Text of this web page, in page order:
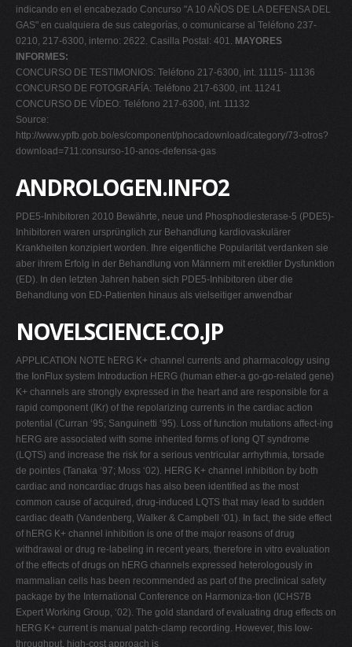
indicando en el encabezado Concurso "A 10 AÑOS DE LA DEFENSA DEL
GAS" en cualquiera de sus categorías, o comunicarse al Teléfono 237-
0210, 217-6300, interno: 2622. Casilla Postal: 401. MAYORES
INFORMES:
CONCURSO DE TESTIMONIOS: Teléfono 217-6300, int. 11115- 11136
CONCURSO DE FOTOGRAFÍA: Teléfono 217-6300, int. 11241
CONCURSO DE VÍDEO: Teléfono 217-6300, int. 11132
Source:
http://www.ypfb.gob.bo/es/component/phocadownload/category/73-otros?
download=711:consurso-10-anos-defensa-gas
ANDROLOGEN.INFO2
PDE5-Inhibitoren 2010 Bewährte, neue und Phosphodiesterase-5 (PDE5)-
Inhibitoren waren ursprünglich zur Behandlung kardiovaskulärer
Krankheiten konzipiert worden. Ihre eigentliche Popularität verdanken sie
aber ihrem Erfolg in der Behandlung von Männern mit erektiler Dysfunktion
(ED). In den letzten Jahren haben sich PDE5-Inhibitoren über die
Behandlung von ED-Patienten hinaus als vielseitiger anwendbar
NOVELSCIENCE.CO.JP
APPLICATION NOTE hERG K+ channel currents and pharmacology using
the IonFlux system Introduction HERG (human ether-a go-go-related gene)
K+ channels are strongly expressed in the heart and are responsible for a
rapid component (IKr) of the repolarizing currents in the cardiac action
potential (Curran ‘95; Sanguinetti ‘95). Loss of function mutations affect-ing
hERG are associated with some inherited forms of long QT syndrome
(LQTS) and increase the risk for a serious ventricular arrhythmia, torsade
de pointes (Tanaka ‘97; Moss ‘02). HERG K+ channel inhibition by both
cardiac and noncardiac drugs has also been identified as the most
common cause of acquired, drug-induced LQTS that may lead to sudden
cardiac death (Vandenberg, Walker & Campbell ‘01). In fact, the side effect
of hERG K+ channel inhibition is one of the major reasons of drug
withdrawal or drug re-labeling in recent years, therefore in vitro evaluation
of the effects of drugs on hERG channels expressed heterologously in
mammalian cells has been recommended as part of the preclinical safety
package by the International Conference on Harmoniza-tion (ICHS7B
Expert Working Group, ‘02). The gold standard of evaluating drug effects on
hERG K+ current is manual patch-clamp recording. However, this low-
throughput, high-cost approach is